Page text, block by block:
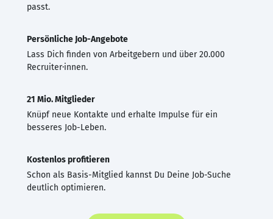
passt.
Persönliche Job-Angebote
Lass Dich finden von Arbeitgebern und über 20.000
Recruiter·innen.
21 Mio. Mitglieder
Knüpf neue Kontakte und erhalte Impulse für ein
besseres Job-Leben.
Kostenlos profitieren
Schon als Basis-Mitglied kannst Du Deine Job-Suche
deutlich optimieren.